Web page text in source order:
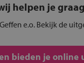
helpen je
e.o. Bekijk de
bieden je